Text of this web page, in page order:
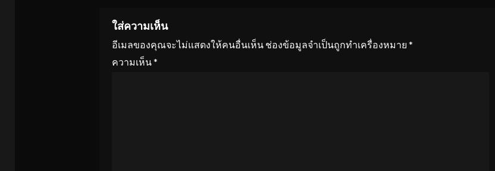
ใส่ความเห็น
อีเมลของคุณจะไม่แสดงให้คนอื่นเห็น ช่องข้อมูลจำเป็นถูกทำเครื่องหมาย *
ความเห็น*